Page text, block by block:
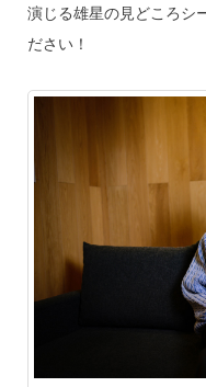
演じる雄星の見どころシ
ださい！